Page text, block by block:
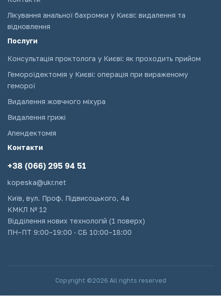
Лікування анальної бахромки у Києві: видалення та
відновлення
Послуги
Консультація проктолога у Києві: як проходить прийом
Гемороїдектомія у Києві: операція при вираженому
геморої
Видалення жовчного міхура
Видалення грижі
Апендектомія
Контакти
+38 (066) 295 94 51
kopeska@ukr.net
Київ, вул. Проф. Підвисоцького, 4а
КМКЛ № 12
Відділення нових технологій (1 поверх)
ПН–ПТ 9:00–19:00 · СБ 10:00–18:00
Copyright ©2026 All rights reserved